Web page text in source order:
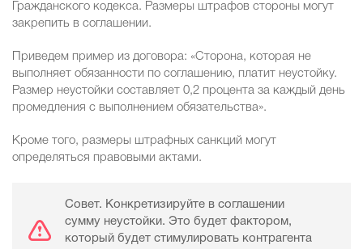
Гражданского кодекса. Размеры штрафов стороны могут
закрепить в соглашении.
Приведем пример из договора: «Сторона, которая не
выполняет обязанности по соглашению, платит неустойку.
Размер неустойки составляет 0,2 процента за каждый день
промедления с выполнением обязательства».
Кроме того, размеры штрафных санкций могут
определяться правовыми актами.
Совет. Конкретизируйте в соглашении
сумму неустойки. Это будет фактором,
который будет стимулировать контрагента